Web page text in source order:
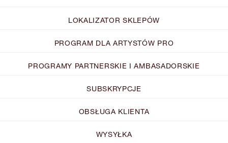
LOKALIZATOR SKLEPÓW
PROGRAM DLA ARTYSTÓW PRO
PROGRAMY PARTNERSKIE I AMBASADORSKIE
SUBSKRYPCJE
OBSŁUGA KLIENTA
WYSYŁKA